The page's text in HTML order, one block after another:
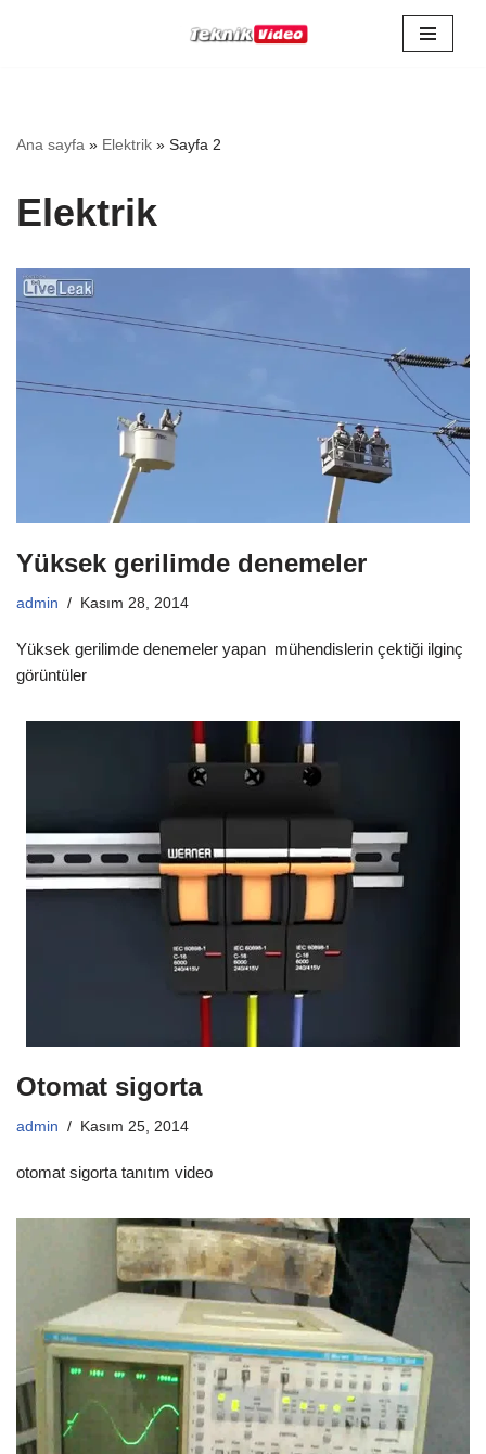
Ana sayfa » Elektrik » Sayfa 2
Elektrik
Yüksek gerilimde denemeler
admin Kasım 28, 2014
Yüksek gerilimde denemeler yapan mühendislerin çektiği ilginç
görüntüler
Otomat sigorta
admin Kasım 25, 2014
otomat sigorta tanıtım video